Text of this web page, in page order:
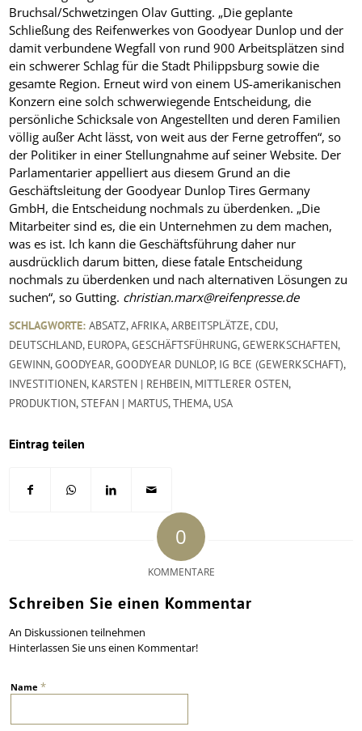
Bruchsal/Schwetzingen Olav Gutting. „Die geplante
Schließung des Reifenwerkes von Goodyear Dunlop und der
damit verbundene Wegfall von rund 900 Arbeitsplätzen sind
ein schwerer Schlag für die Stadt Philippsburg sowie die
gesamte Region. Erneut wird von einem US-amerikanischen
Konzern eine solch schwerwiegende Entscheidung, die
persönliche Schicksale von Angestellten und deren Familien
völlig außer Acht lässt, von weit aus der Ferne getroffen“, so
der Politiker in einer Stellungnahme auf seiner Website. Der
Parlamentarier appelliert aus diesem Grund an die
Geschäftsleitung der Goodyear Dunlop Tires Germany
GmbH, die Entscheidung nochmals zu überdenken. „Die
Mitarbeiter sind es, die ein Unternehmen zu dem machen,
was es ist. Ich kann die Geschäftsführung daher nur
ausdrücklich darum bitten, diese fatale Entscheidung
nochmals zu überdenken und nach alternativen Lösungen zu
suchen“, so Gutting. christian.marx@reifenpresse.de
SCHLAGWORTE: ABSATZ,AFRIKA,ARBEITSPLÄTZE,CDU,
DEUTSCHLAND, EUROPA,GESCHÄFTSFÜHRUNG,GEWERKSCHAFTEN,
GEWINN,GOODYEAR,GOODYEAR DUNLOP, IG BCE (GEWERKSCHAFT),
INVESTITIONEN, KARSTEN | REHBEIN, MITTLERER OSTEN,
PRODUKTION,STEFAN | MARTUS,THEMA, USA
Eintrag teilen
0
KOMMENTARE
Schreiben Sie einen Kommentar
An Diskussionen teilnehmen
Hinterlassen Sie uns einen Kommentar!
Name*